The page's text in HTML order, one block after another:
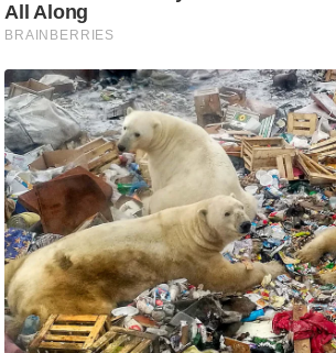
ने
स
मं
त्रा
रि
ले
श
न
शि
प
रा
ज